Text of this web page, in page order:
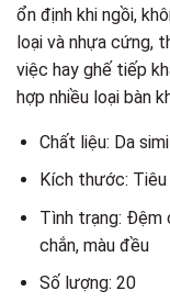
ổn định khi ngồi,
loại và nhựa cứng,
việc hay ghế tiếp
hợp nhiều loại bàn
Chất liệu: Da
Kích thước:
Tình trạng: Đệm
chắn, màu đều
Số lượng: 20